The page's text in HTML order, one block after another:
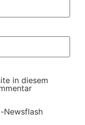
in diesem
Newsflash